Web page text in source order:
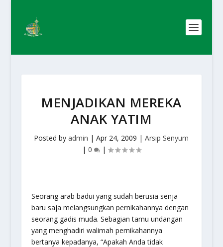
MENJADIKAN MEREKA
ANAK YATIM
Posted byadmin |Apr 24, 2009 |Arsip Senyum
| 0 |
Seorang arab badui yang sudah berusia senja
baru saja melangsungkan pernikahannya dengan
seorang gadis muda. Sebagian tamu undangan
yang menghadiri walimah pernikahannya
bertanya kepadanya, “Apakah Anda tidak